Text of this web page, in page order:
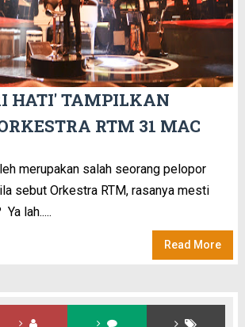
HATI' TAMPILKAN
RTM 31 MAC
merupakan salah seorang pelopor
sebut Orkestra RTM, rasanya mesti
lah.....
Read More